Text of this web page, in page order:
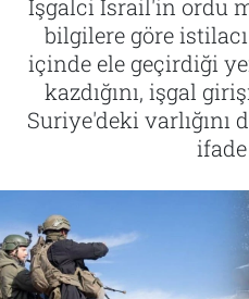
İşgalci İsrail'in ordu
bilgilere göre
içinde ele geçirdiği
kazdığını, işgal
Suriye'deki
Tarih
İletişim
Künye